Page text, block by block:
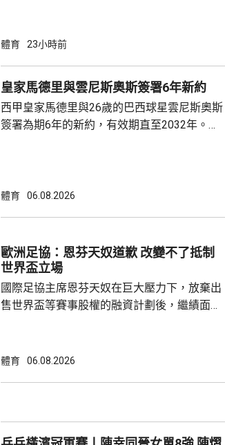
確條件，第一是撤回出售賽事股權的提議，第
芬天奴擔任國際足協主席失去信心。國際職業
足球員協會則指責恩芬天奴嚴重濫用職權。
體育 23小時前
皇家馬德里與雲尼斯奧斯簽署6年新約
西甲皇家馬德里與26歲的巴西球星雲尼斯奧斯
簽署為期6年的新約，有效期直至2032年。雙
法林明高轉投皇馬，先後上陣375場賽事，入
雲尼斯奧斯是隊會歷史上最成功時期之一的關
鍵球員。
體育 06.08.2026
歐洲足協：恩芬天奴道歉 改變不了抵制
世界盃立場
國際足協主席恩芬天奴在巨大壓力下，放棄出
售世界盃等賽事股權的融資計劃後，繼績面臨
歉；國際足協會後發聲明，重申全力支持恩芬
恩芬天奴作出道歉，改變不了他們抵制世界盃
體育 06.08.2026